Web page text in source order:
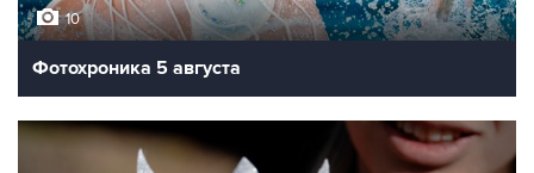
10
Фотохроника 5 августа